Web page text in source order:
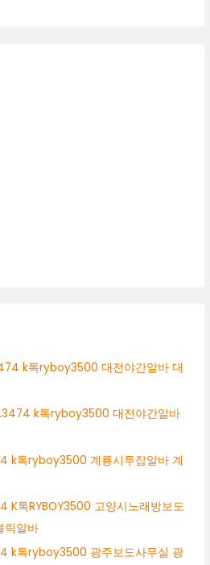
k톡ryboy3500 대전야간알바 대
k톡ryboy3500 대전야간알바
k톡ryboy3500 계룡시투잡알바 계
K톡RYBOY3500 고양시노래방보도
릭알바
k톡ryboy3500 광주보도사무실 광